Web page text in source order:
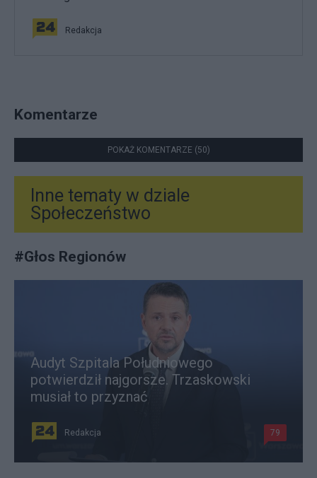
Redakcja
Komentarze
POKAŻ KOMENTARZE (50)
Inne tematy w dziale
Społeczeństwo
#Głos Regionów
Audyt Szpitala Południowego
potwierdził najgorsze. Trzaskowski
musiał to przyznać
Redakcja 79